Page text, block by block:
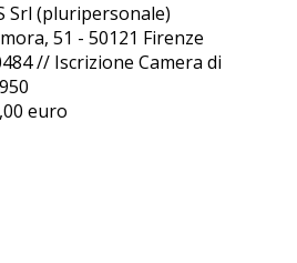
Srl (pluripersonale)
51 - 50121 Firenze
// Iscrizione Camera di
euro